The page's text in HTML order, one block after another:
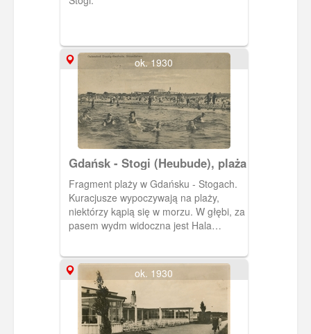
ok. 1930
Gdańsk - Stogi (Heubude), plaża
Fragment plaży w Gdańsku - Stogach.
Kuracjusze wypoczywają na plaży,
niektórzy kąpią się w morzu. W głębi, za
pasem wydm widoczna jest Hala
ok. 1930